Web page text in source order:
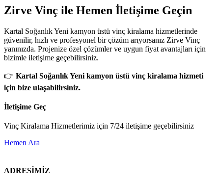
Zirve Vinç ile Hemen İletişime Geçin
Kartal Soğanlık Yeni kamyon üstü vinç kiralama hizmetlerinde
güvenilir, hızlı ve profesyonel bir çözüm arıyorsanız Zirve Vinç
yanınızda. Projenize özel çözümler ve uygun fiyat avantajları için
bizimle iletişime geçebilirsiniz.
👉 Kartal Soğanlık Yeni kamyon üstü vinç kiralama hizmeti
için bize ulaşabilirsiniz.
İletişime Geç
Vinç Kiralama Hizmetlerimiz için 7/24 iletişime geçebilirsiniz
Hemen Ara
ADRESİMİZ